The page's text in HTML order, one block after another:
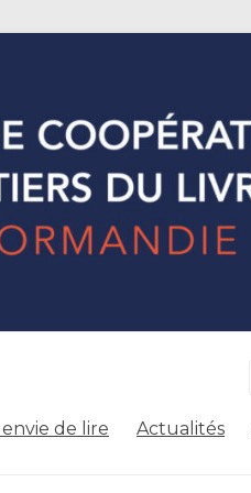
de lire Actualités